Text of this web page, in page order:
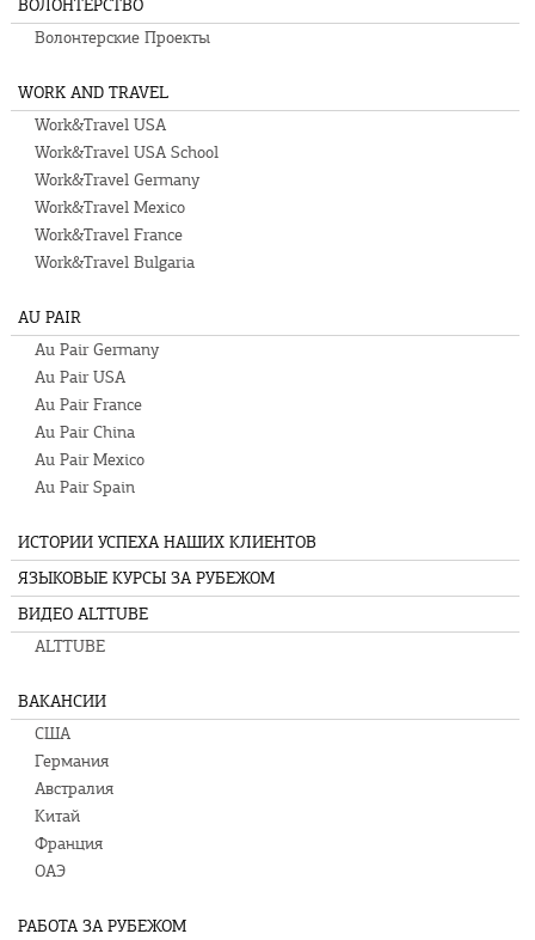
ВОЛОНТЕРСТВО
Волонтерские Проекты
WORK AND TRAVEL
Work&Travel USA
Work&Travel USA School
Work&Travel Germany
Work&Travel Mexico
Work&Travel France
Work&Travel Bulgaria
AU PAIR
Au Pair Germany
Au Pair USA
Au Pair France
Au Pair China
Au Pair Mexico
Au Pair Spain
ИСТОРИИ УСПЕХА НАШИХ КЛИЕНТОВ
ЯЗЫКОВЫЕ КУРСЫ ЗА РУБЕЖОМ
ВИДЕО ALTTUBE
ALTTUBE
ВАКАНСИИ
США
Германия
Австралия
Китай
Франция
ОАЭ
РАБОТА ЗА РУБЕЖОМ